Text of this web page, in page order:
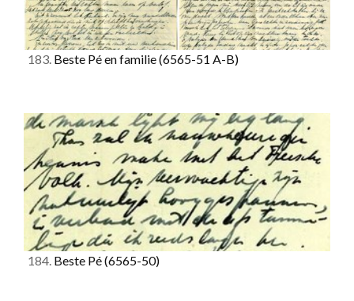
183. Beste Pé en familie(6565-51 A-B)
184. Beste Pé(6565-50)